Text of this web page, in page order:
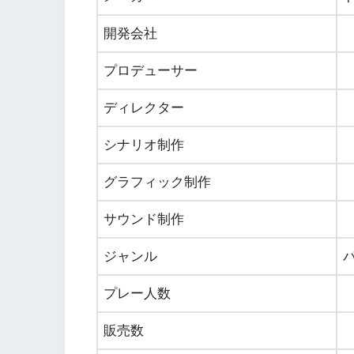
開発会社
プロデューサー
ディレクター
シナリオ制作
グラフィック制作
サウンド制作
ジャンル
プレー人数
販売数